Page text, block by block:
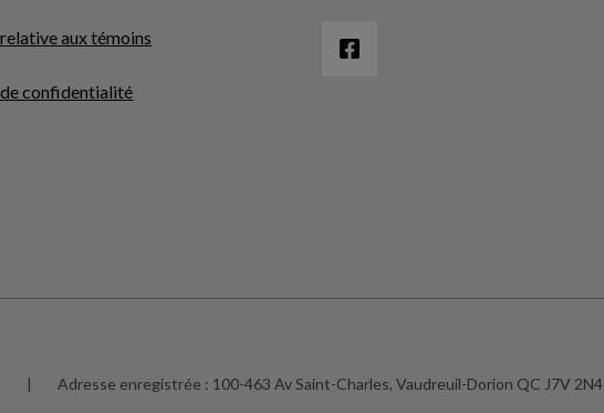
aux témoins
confidentialité
| Adresse enregistrée : 100-463 Av Saint-Charles, Vaudreuil-Dorion QC J7V 2N4